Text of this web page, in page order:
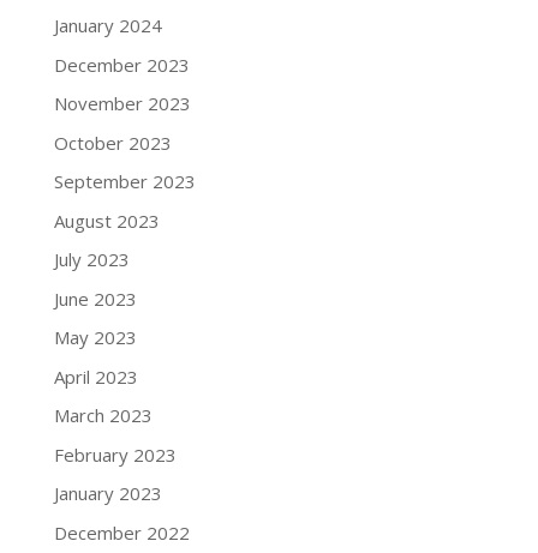
January 2024
December 2023
November 2023
October 2023
September 2023
August 2023
July 2023
June 2023
May 2023
April 2023
March 2023
February 2023
January 2023
December 2022